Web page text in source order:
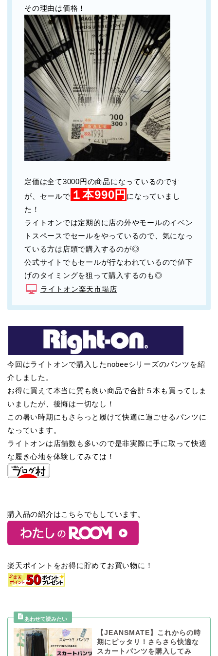
その理由は価格！
定価は全て3000円の商品になっているのです
が、セールで １本990円 になっていまし
た！
ライトオンでは定期的に店の外やモールのイベン
トスペースでセールをやっているので、気になっ
ている方は店頭で購入するのが◎
公式サイトでもセールが行なわれているので値下
げのタイミングを狙って購入するのも◎
ライトオン楽天市場店
今回はライトオンで購入したnobeeシリーズのパンツを紹
介しました。
お得に買えて本当に質も良い商品で合計５本も買ってしま
いましたが、後悔は一切なし！
この暑い時期にもさらっと履けて快適に過ごせるパンツに
なっています。
ライトオンは店舗数も多いので是非実際に手に取って快適
な履き心地を体験してみては！
購入品の紹介はこちらでもしています。
楽天ポイントをお得に貯めてお買い物に！
【JEANSMATE】これからの時
期にピッタリ！さらさら快適な
スカートパンツを購入してみ